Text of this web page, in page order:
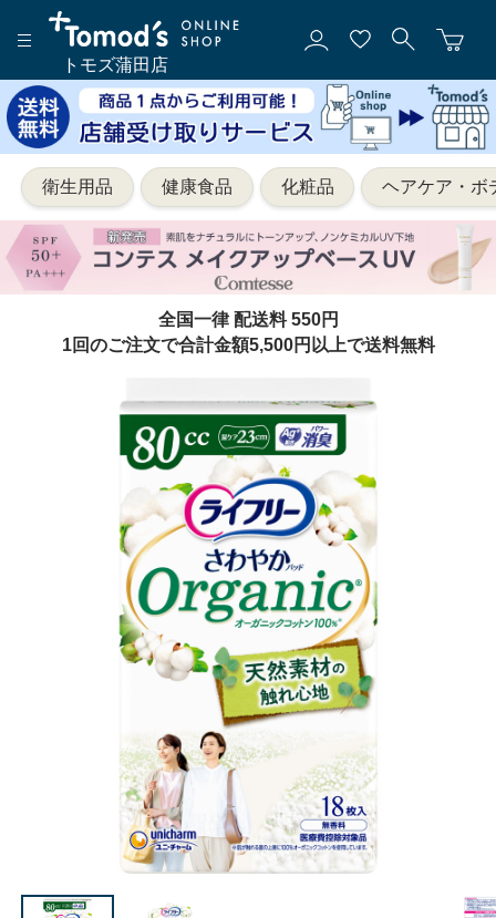
トモズ蒲田店
衛生用品 健康食品 化粧品 ヘアケア・ボ
全国一律 配送料 550円
1回のご注文で合計金額5,500円以上で送料無料